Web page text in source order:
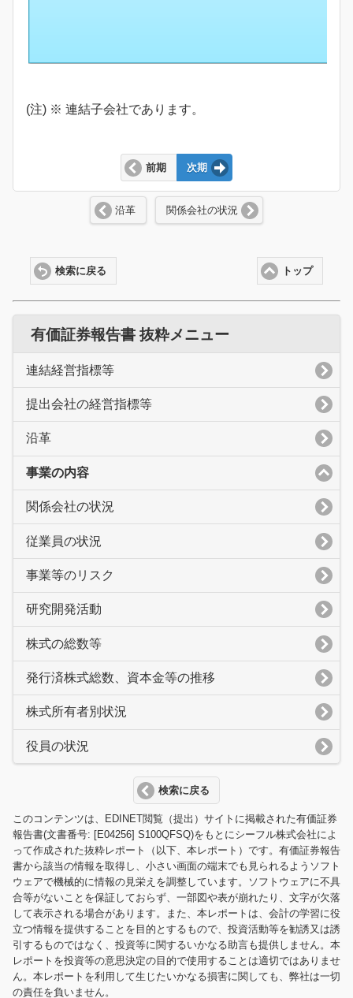
(注) ※ 連結子会社であります。
前期 次期
沿革 関係会社の状況
トップ
検索に戻る
有価証券報告書 抜粋メニュー
連結経営指標等
提出会社の経営指標等
沿革
事業の内容
関係会社の状況
従業員の状況
事業等のリスク
研究開発活動
株式の総数等
発行済株式総数、資本金等の推移
株式所有者別状況
役員の状況
検索に戻る
このコンテンツは、EDINET閲覧（提出）サイトに掲載された有価証券
報告書(文書番号: [E04256] S100QFSQ)をもとにシーフル株式会社によ
って作成された抜粋レポート（以下、本レポート）です。有価証券報告
書から該当の情報を取得し、小さい画面の端末でも見られるようソフト
ウェアで機械的に情報の見栄えを調整しています。ソフトウェアに不具
合等がないことを保証しておらず、一部図や表が崩れたり、文字が欠落
して表示される場合があります。また、本レポートは、会計の学習に役
立つ情報を提供することを目的とするもので、投資活動等を勧誘又は誘
引するものではなく、投資等に関するいかなる助言も提供しません。本
レポートを投資等の意思決定の目的で使用することは適切ではありませ
ん。本レポートを利用して生じたいかなる損害に関しても、弊社は一切
の責任を負いません。